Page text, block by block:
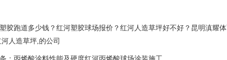
胶跑道多少钱？红河塑胶球场报价？红河人造草坪好不好？昆明滇耀
人造草坪,的公司